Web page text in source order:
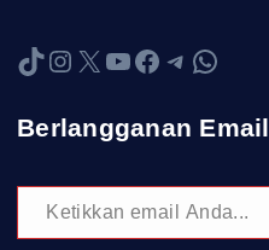
TikTok Instagram X YouTube Facebook Telegram WhatsApp
Berlangganan Email
Ketikkan email Anda...